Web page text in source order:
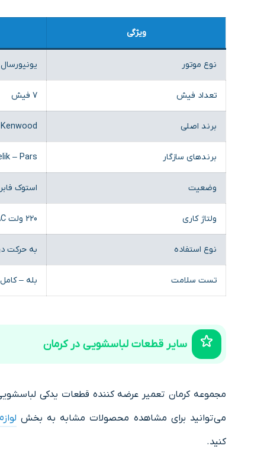
ویژگی
نوع موتور
تعداد فیش ۷ فیش
برند اصلی Kenwood
برندهای سازگار – Pars
وضعیت استوک
ولتاژ کاری 220 ولت AC
نوع استفاده به حرکت
تست سلامت بله –
سایر قطعات لباسشویی در کرمان
مجموعه کرمان تعمیر عرضه کننده قطعات یدکی
می‌توانید برای مشاهده محصولات مشابه به بخش
کنید.